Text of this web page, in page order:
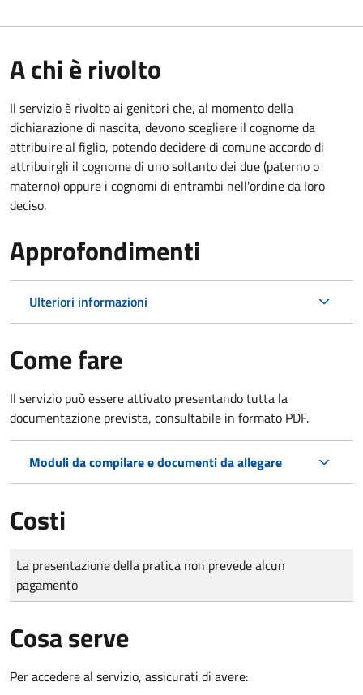
A chi è rivolto
Il servizio è rivolto ai genitori che, al momento della
dichiarazione di nascita, devono scegliere il cognome da
attribuire al figlio, potendo decidere di comune accordo di
attribuirgli il cognome di uno soltanto dei due (paterno o
materno) oppure i cognomi di entrambi nell'ordine da loro
deciso.
Approfondimenti
Ulteriori informazioni
Come fare
Il servizio può essere attivato presentando tutta la
documentazione prevista, consultabile in formato PDF.
Moduli da compilare e documenti da allegare
Costi
Tipo di pagamento
Importo
La presentazione della pratica non prevede alcun
pagamento
Cosa serve
Per accedere al servizio, assicurati di avere: